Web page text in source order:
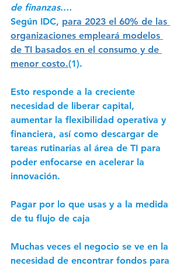
de finanzas....
Según IDC, para 2023 el 60% de las
organizaciones empleará modelos
de TI basados en el consumo y de
menor costo.(1).
Esto responde a la creciente
necesidad de liberar capital,
aumentar la flexibilidad operativa y
financiera, así como descargar de
tareas rutinarias al área de TI para
poder enfocarse en acelerar la
innovación.
Pagar por lo que usas y a la medida
de tu flujo de caja
Muchas veces el negocio se ve en la
necesidad de encontrar fondos para